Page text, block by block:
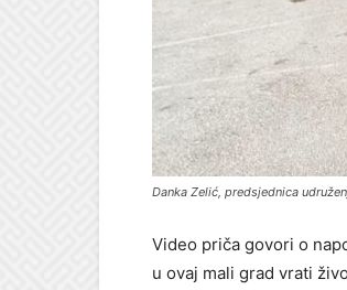
Danka Zelić, predsjednica
Video priča govori o
u ovaj mali grad vrati